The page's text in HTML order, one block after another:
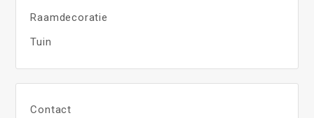
Raamdecoratie
Tuin
Contact